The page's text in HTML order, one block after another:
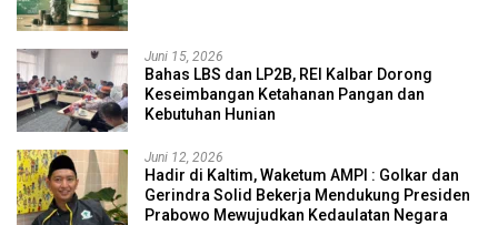
Juni 15, 2026
Bahas LBS dan LP2B, REI Kalbar Dorong
Keseimbangan Ketahanan Pangan dan
Kebutuhan Hunian
Juni 12, 2026
Hadir di Kaltim, Waketum AMPI : Golkar dan
Gerindra Solid Bekerja Mendukung Presiden
Prabowo Mewujudkan Kedaulatan Negara